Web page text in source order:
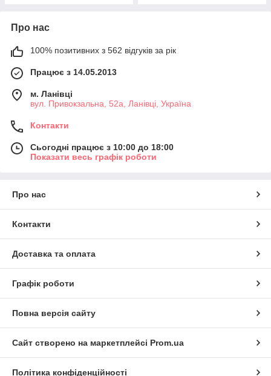
Про нас
100% позитивних з 562 відгуків за рік
Працює з 14.05.2013
м. Ланівці
вул. Привокзальна, 52а, Ланівці, Україна
Контакти
Сьогодні працює з 10:00 до 18:00
Показати весь графік роботи
Про нас
Контакти
Доставка та оплата
Графік роботи
Повна версія сайту
Сайт створено на маркетплейсі Prom.ua
Політика конфіденційності